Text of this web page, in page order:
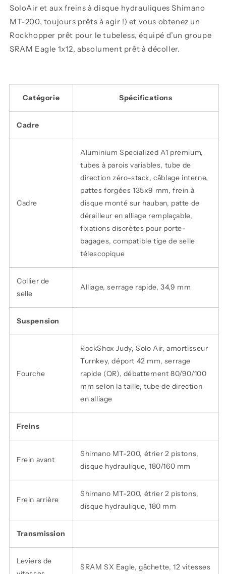
SoloAir et aux freins à disque hydrauliques Shimano
MT-200, toujours prêts à agir !) et vous obtenez un
Rockhopper prêt pour le tubeless, équipé d’un groupe
SRAM Eagle 1x12, absolument prêt à décoller.
Catégorie Spécifications
Cadre
Cadre
Aluminium Specialized A1 premium,
tubes à parois variables, tube de
direction zéro-stack, câblage interne,
pattes forgées 135x9 mm, frein à
disque monté sur hauban, patte de
dérailleur en alliage remplaçable,
fixations discrètes pour porte-
bagages, compatible tige de selle
télescopique
Collier de
selle
Alliage, serrage rapide, 34,9 mm
Suspension
Fourche
RockShox Judy, Solo Air, amortisseur
Turnkey, déport 42 mm, serrage
rapide (QR), débattement 80/90/100
mm selon la taille, tube de direction
en alliage
Freins
Frein avant
Shimano MT-200, étrier 2 pistons,
disque hydraulique, 180/160 mm
Frein arrière
Shimano MT-200, étrier 2 pistons,
disque hydraulique, 180 mm
Transmission
Leviers de
SRAM SX Eagle, gâchette, 12 vitesses